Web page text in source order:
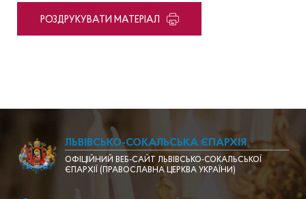
PОЗДРУКУВАТИ МАТЕРІАЛ
ЛЬВІВСЬКО-СОКАЛЬСЬКА ЄПАРХІЯ
ОФІЦІЙНИЙ ВЕБ-САЙТ ЛЬВІВСЬКО-СОКАЛЬСЬКОЇ
ЄПАРХІЇ (ПРАВОСЛАВНА ЦЕРКВА УКРАЇНИ)